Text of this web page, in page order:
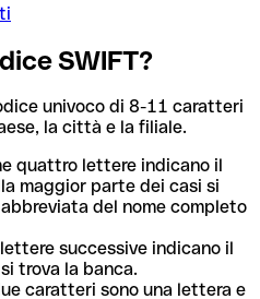
SWIFT?
univoco di 8-11 caratteri
la città e la filiale.
quattro lettere indicano il
maggior parte dei casi si
del nome completo
successive indicano il
trova la banca.
caratteri sono una lettera e